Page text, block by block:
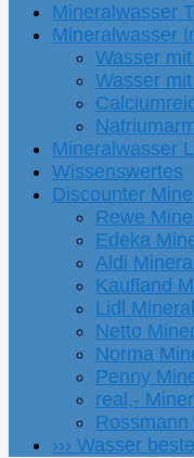
Mineralwasser
Mineralwasser
Wasser
Wasser
Mineralwasser
Wissenswertes
Discounter
Rewe
Edeka
Aldi
Kaufland
Lidl
Netto
Norma
Penny
real,-
››› Wasser